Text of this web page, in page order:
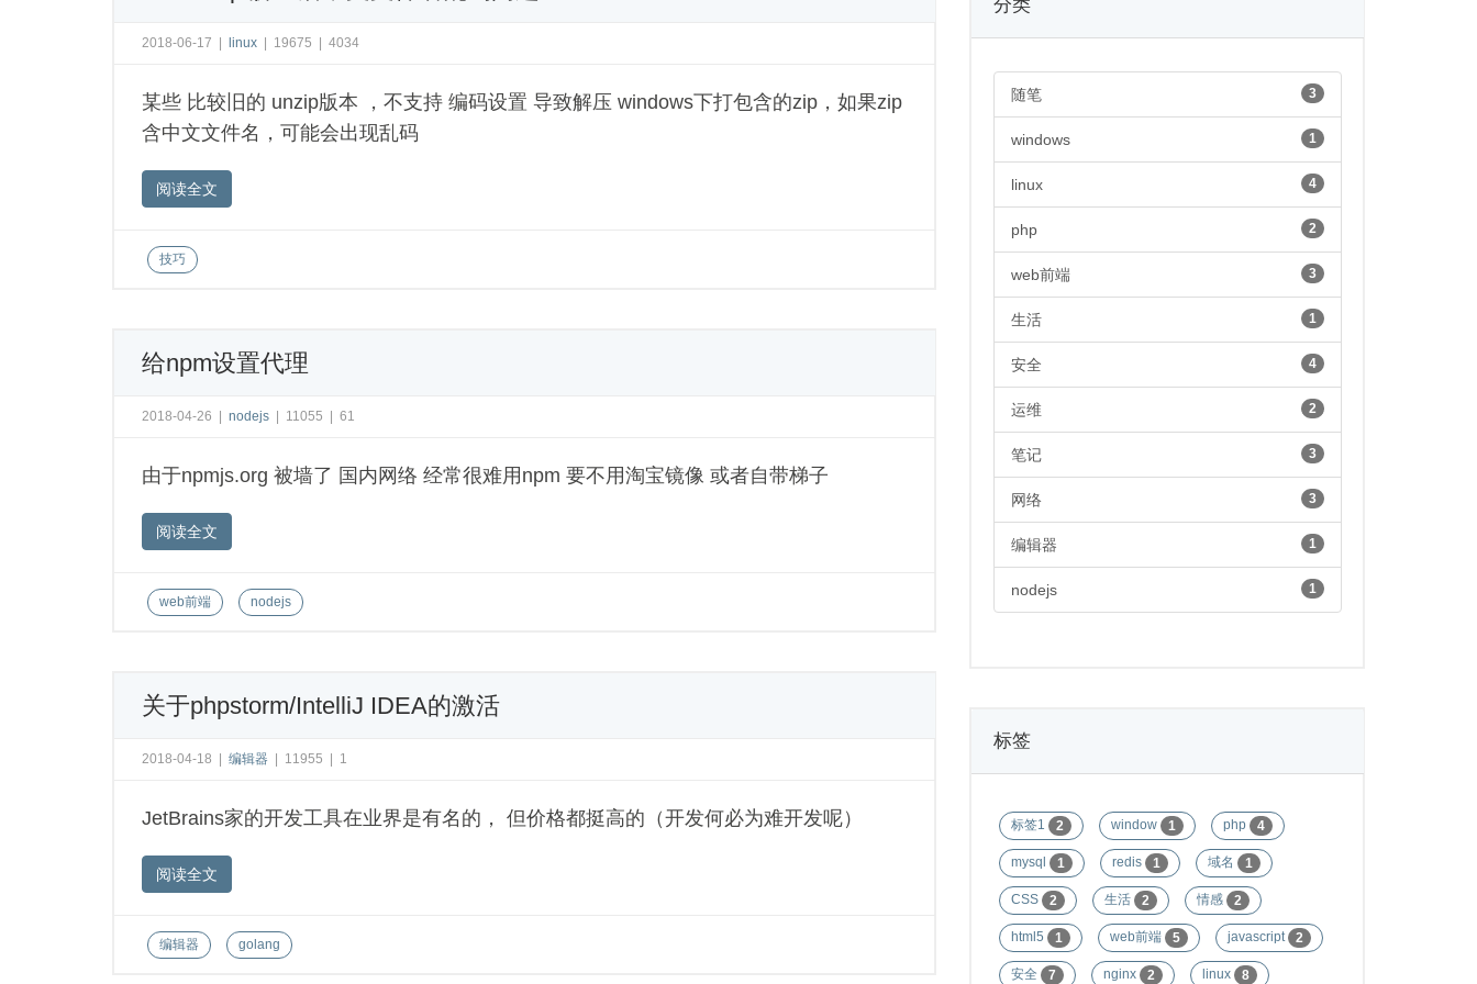
2018-06-17 | linux | 19675 | 4034
某些 比较旧的 unzip版本 ，不支持 编码设置 导致解压 windows下打包含的zip，如果zip
含中文文件名，可能会出现乱码
阅读全文
技巧
给npm设置代理
2018-04-26 | nodejs | 11055 | 61
由于npmjs.org 被墙了 国内网络 经常很难用npm 要不用淘宝镜像 或者自带梯子
阅读全文
web前端 nodejs
关于phpstorm/IntelliJ IDEA的激活
2018-04-18 | 编辑器 | 11955 | 1
JetBrains家的开发工具在业界是有名的， 但价格都挺高的（开发何必为难开发呢）
阅读全文
编辑器 golang
分类
随笔 3
windows 1
linux 4
php 2
web前端 3
生活 1
安全 4
运维 2
笔记 3
网络 3
编辑器 1
nodejs 1
标签
标签1 2 window 1 php 4
mysql 1 redis 1 域名 1
CSS 2 生活 2 情感 2
html5 1 web前端 5 javascript 2
安全 7 nginx 2 linux 8